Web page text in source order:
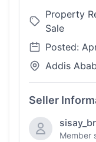
Property
Sale
Posted:
Addis
Seller
Member